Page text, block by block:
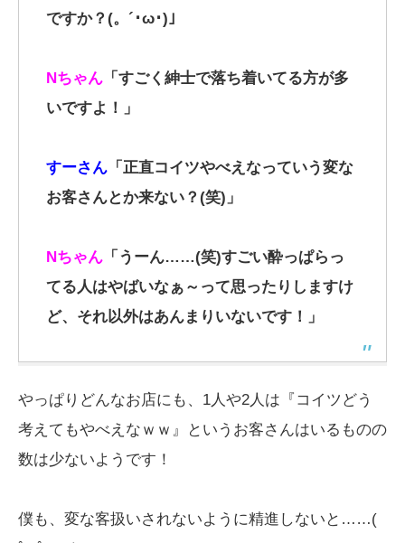
ですか？(。´･ω･)」
Nちゃん 「すごく紳士で落ち着いてる方が多
いですよ！」
すーさん 「正直コイツやべえなっていう変な
お客さんとか来ない？(笑)」
Nちゃん 「うーん……(笑)すごい酔っぱらっ
てる人はやばいなぁ～って思ったりしますけ
ど、それ以外はあんまりいないです！」
やっぱりどんなお店にも、1人や2人は『コイツどう
考えてもやべえなｗｗ』というお客さんはいるものの
数は少ないようです！
僕も、変な客扱いされないように精進しないと……(